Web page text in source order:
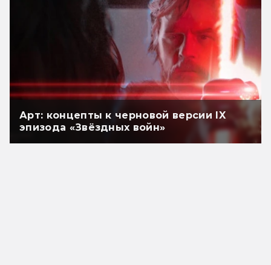
Арт: концепты к черновой версии IX
эпизода «Звёздных войн»